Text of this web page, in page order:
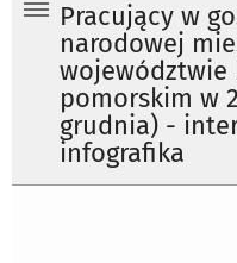
Pracujący w
narodowej
województwie
pomorskim w
grudnia) -
infografika